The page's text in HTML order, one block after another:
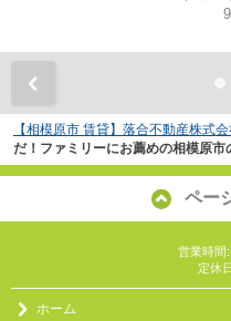
【相模原市 賃貸】落合不動産株式会
だ！ファミリーにお薦めの相模原市
ペー
営業時間
定休
ホーム